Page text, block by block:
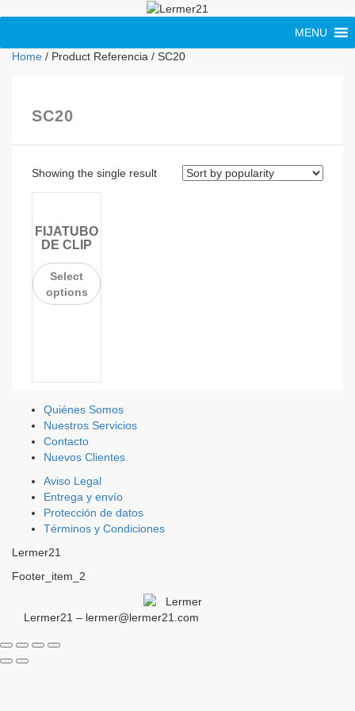
MENU
Home / Product Referencia / SC20
SC20
Showing the single result
FIJATUBO
DE CLIP
Select
options
Quiénes Somos
Nuestros Servicios
Contacto
Nuevos Clientes
Aviso Legal
Entrega y envío
Protección de datos
Términos y Condiciones
Lermer21
Footer_item_2
Lermer21 – lermer@lermer21.com